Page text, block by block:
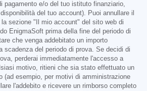
pagamento e/o del tuo istituto finanziario,
del tuo account). Puoi annullare il
sezione "Il mio account" del sito web di
EnigmaSoft prima della fine del periodo di
che venga addebitato un importo
scadenza del periodo di prova. Se decidi di
perderai immediatamente l'accesso a
motivo, ritieni che sia stato effettuato un
(ad esempio, per motivi di amministrazione
l'addebito e ricevere un rimborso completo